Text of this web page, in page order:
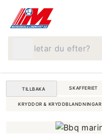
TILLBAKA SKAFFERIET
KRYDDOR & KRYDDBLANDNINGAR